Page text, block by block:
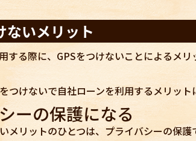
ないメリット
する際に、GPSをつけないことによるメ
つけないで自社ローンを利用するメリット
ーの保護になる
メリットのひとつは、プライバシーの保護